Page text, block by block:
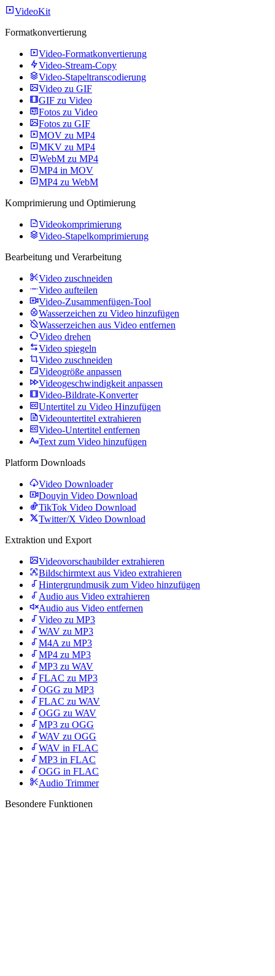
VideoKit
Formatkonvertierung
Video-Formatkonvertierung
Video-Stream-Copy
Video-Stapeltranscodierung
Video zu GIF
GIF zu Video
Fotos zu Video
Fotos zu GIF
MOV zu MP4
MKV zu MP4
WebM zu MP4
MP4 in MOV
MP4 zu WebM
Komprimierung und Optimierung
Videokomprimierung
Video-Stapelkomprimierung
Bearbeitung und Verarbeitung
Video zuschneiden
Video aufteilen
Video-Zusammenfügen-Tool
Wasserzeichen zu Video hinzufügen
Wasserzeichen aus Video entfernen
Video drehen
Video spiegeln
Video zuschneiden
Videogröße anpassen
Videogeschwindigkeit anpassen
Video-Bildrate-Konverter
Untertitel zu Video Hinzufügen
Videountertitel extrahieren
Video-Untertitel entfernen
Text zum Video hinzufügen
Platform Downloads
Video Downloader
Douyin Video Download
TikTok Video Download
Twitter/X Video Download
Extraktion und Export
Videovorschaubilder extrahieren
Bildschirmtext aus Video extrahieren
Hintergrundmusik zum Video hinzufügen
Audio aus Video extrahieren
Audio aus Video entfernen
Video zu MP3
WAV zu MP3
M4A zu MP3
MP4 zu MP3
MP3 zu WAV
FLAC zu MP3
OGG zu MP3
FLAC zu WAV
OGG zu WAV
MP3 zu OGG
WAV zu OGG
WAV in FLAC
MP3 in FLAC
OGG in FLAC
Audio Trimmer
Besondere Funktionen